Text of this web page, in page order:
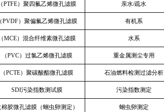
PTFE）聚四氟乙烯微孔滤膜 亲水/疏水
PVDF）聚偏氟乙烯微孔滤膜 有机系
MCE）混合纤维素微孔滤膜 水系
（PVC）过氯乙烯微孔滤膜 重金属测尘专用
（PCTE）聚碳酸酯微孔滤膜 石油燃料检测过滤分析
SDI污染指数测试膜 污染指数测定
胶微孔滤膜（蛔虫卵测定） 蛔虫卵测定